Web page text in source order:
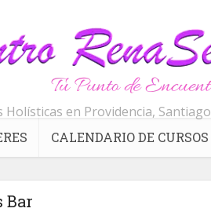
Holísticas en Providencia, Santiago
CALENDARIO DE CURSOS
Bar